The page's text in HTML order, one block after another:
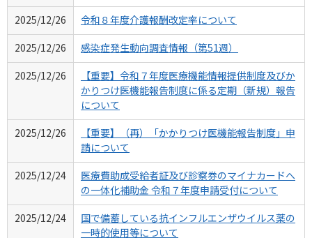
2025/12/26
令和８年度介護報酬改定率について
2025/12/26
感染症発生動向調査情報（第51週）
2025/12/26
【重要】令和７年度医療機能情報提供制度及びか
かりつけ医機能報告制度に係る定期（新規）報告
について
2025/12/26
【重要】（再）「かかりつけ医機能報告制度」申
請について
2025/12/24
医療費助成受給者証及び診察券のマイナカードへ
の一体化補助金 令和７年度申請受付について
2025/12/24
国で備蓄している抗インフルエンザウイルス薬の
一時的使用等について